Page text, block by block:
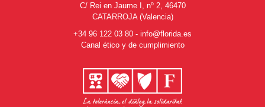
C/ Rei en Jaume I, nº 2, 46470
CATARROJA (Valencia)
+34 96 122 03 80 - info@florida.es
Canal ético y de cumplimiento